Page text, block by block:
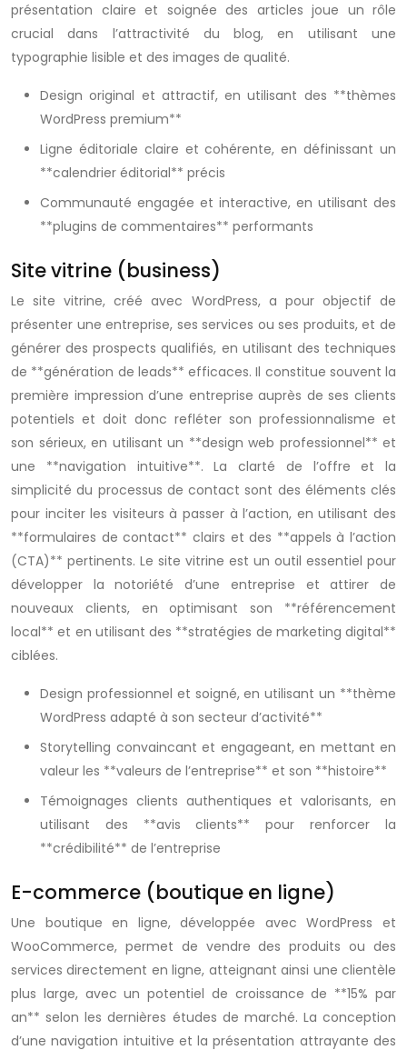
présentation claire et soignée des articles joue un rôle
crucial dans l’attractivité du blog, en utilisant une
typographie lisible et des images de qualité.
Design original et attractif, en utilisant des **thèmes
WordPress premium**
Ligne éditoriale claire et cohérente, en définissant un
**calendrier éditorial** précis
Communauté engagée et interactive, en utilisant des
**plugins de commentaires** performants
Site vitrine (business)
Le site vitrine, créé avec WordPress, a pour objectif de
présenter une entreprise, ses services ou ses produits, et de
générer des prospects qualifiés, en utilisant des techniques
de **génération de leads** efficaces. Il constitue souvent la
première impression d’une entreprise auprès de ses clients
potentiels et doit donc refléter son professionnalisme et
son sérieux, en utilisant un **design web professionnel** et
une **navigation intuitive**. La clarté de l’offre et la
simplicité du processus de contact sont des éléments clés
pour inciter les visiteurs à passer à l’action, en utilisant des
**formulaires de contact** clairs et des **appels à l’action
(CTA)** pertinents. Le site vitrine est un outil essentiel pour
développer la notoriété d’une entreprise et attirer de
nouveaux clients, en optimisant son **référencement
local** et en utilisant des **stratégies de marketing digital**
ciblées.
Design professionnel et soigné, en utilisant un **thème
WordPress adapté à son secteur d’activité**
Storytelling convaincant et engageant, en mettant en
valeur les **valeurs de l’entreprise** et son **histoire**
Témoignages clients authentiques et valorisants, en
utilisant des **avis clients** pour renforcer la
**crédibilité** de l’entreprise
E-commerce (boutique en ligne)
Une boutique en ligne, développée avec WordPress et
WooCommerce, permet de vendre des produits ou des
services directement en ligne, atteignant ainsi une clientèle
plus large, avec un potentiel de croissance de **15% par
an** selon les dernières études de marché. La conception
d’une navigation intuitive et la présentation attrayante des